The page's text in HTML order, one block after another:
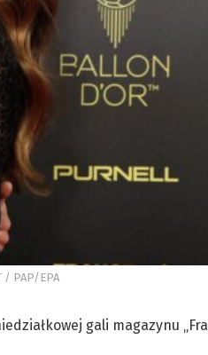
/ PAP/EPA
gali magazynu